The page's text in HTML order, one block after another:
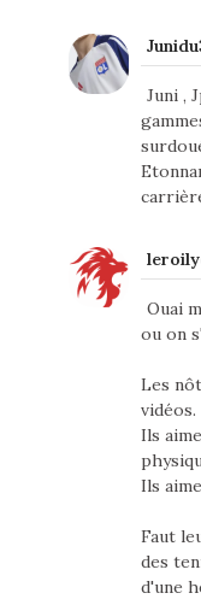
Juni ,
Ouai
ou on
Les
vidéos.
Ils
Ils
Faut
des
d'une